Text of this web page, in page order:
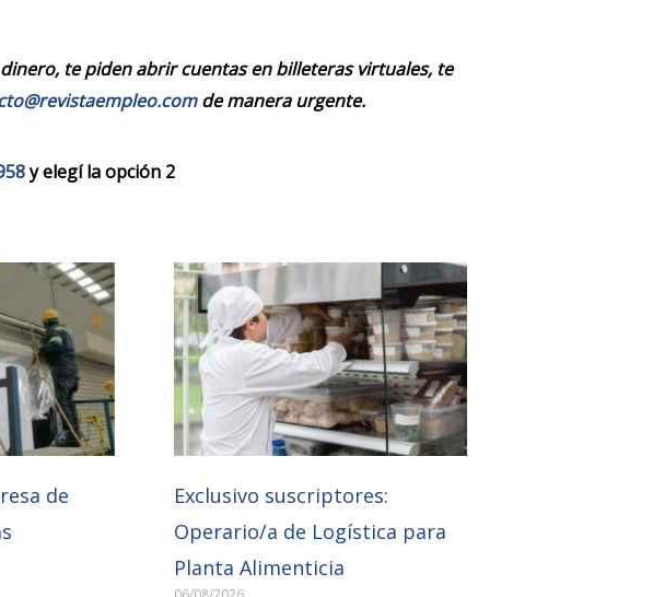
te piden abrir cuentas en billeteras virtuales, te
de manera urgente.
y elegí la opción 2
de
Exclusivo suscriptores:
Operario/a de Logística para
Planta Alimenticia